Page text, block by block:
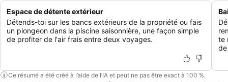
Espace de détente extérieur
Détends-toi sur les bancs extérieurs de la propriété ou fais
un plongeon dans la piscine saisonnière, une façon simple
de profiter de l'air frais entre deux voyages.
te
Ce résumé a été créé à l’aide de l’IA et peut ne pas être exact à 100 %.